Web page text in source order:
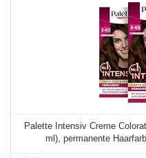
Palette Intensiv Creme
ml), permanente